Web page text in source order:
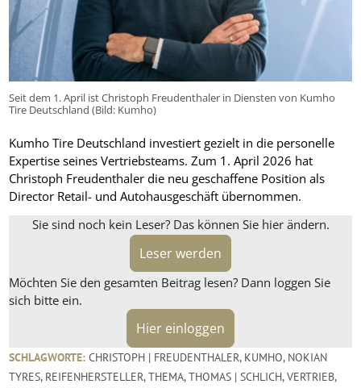
Seit dem 1. April ist Christoph Freudenthaler in Diensten von Kumho
Tire Deutschland (Bild: Kumho)
Kumho Tire Deutschland investiert gezielt in die personelle
Expertise seines Vertriebsteams. Zum 1. April 2026 hat
Christoph Freudenthaler die neu geschaffene Position als
Director Retail- und Autohausgeschäft übernommen.
Sie sind noch kein Leser? Das können Sie hier ändern.
Leser werden
Möchten Sie den gesamten Beitrag lesen? Dann loggen Sie
sich bitte ein.
Hier einloggen
SCHLAGWORTE: CHRISTOPH | FREUDENTHALER, KUMHO, NOKIAN
TYRES, REIFENHERSTELLER,THEMA,THOMAS | SCHLICH,VERTRIEB,